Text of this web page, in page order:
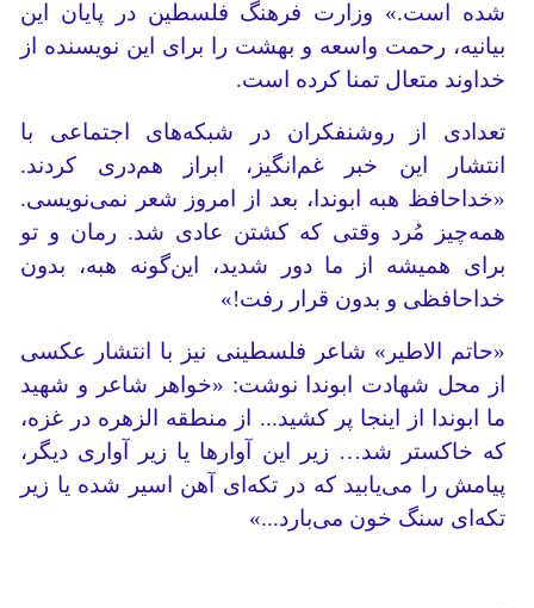
شده است.» وزارت فرهنگ فلسطین در پایان این
بیانیه، رحمت واسعه و بهشت را برای این نویسنده از
خداوند متعال تمنا کرده است.
تعدادی از روشنفکران در شبکه‌های اجتماعی با
انتشار این خبر غم‌انگیز، ابراز هم‌دری کردند.
«خداحافظ هبه ابوندا، بعد از امروز شعر نمی‌نویسی.
همه‌چیز مُرد وقتی که کشتن عادی شد. رمان و تو
برای همیشه از ما دور شدید، این‌گونه هبه، بدون
خداحافظی و بدون قرار رفت!»
«حاتم الاطیر» شاعر فلسطینی نیز با انتشار عکسی
از محل شهادت ابوندا نوشت: «خواهر شاعر و شهید
ما ابوندا از اینجا پر کشید... از منطقه الزهره در غزه،
که خاکستر شد… زیر این آوارها یا زیر آواری دیگر،
پیامش را می‌یابید که در تکه‌ای آهن اسیر شده یا زیر
تکه‌ای سنگ خون می‌بارد...»